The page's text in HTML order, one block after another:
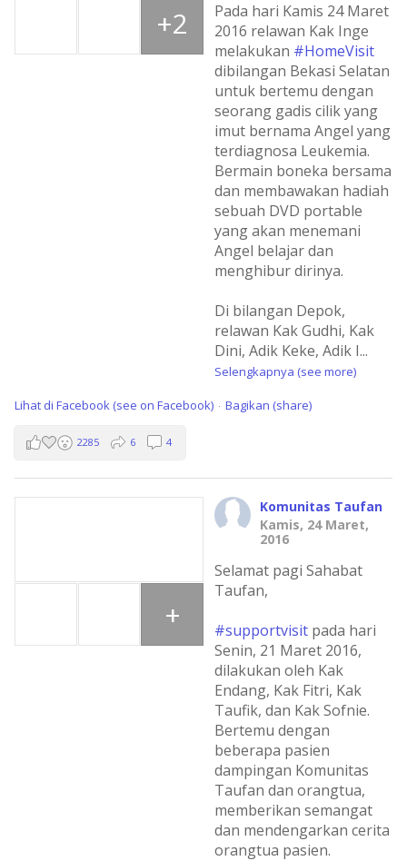
Pada hari Kamis 24 Maret
2016 relawan Kak Inge
melakukan #HomeVisit
dibilangan Bekasi Selatan
untuk bertemu dengan
seorang gadis cilik yang
imut bernama Angel yang
terdiagnosa Leukemia.
Bermain boneka bersama
dan membawakan hadiah
sebuah DVD portable
yang akan menemani
Angel belajar dan
menghibur dirinya.
Di bilangan Depok,
relawan Kak Gudhi, Kak
Dini, Adik Keke, Adik I...
Selengkapnya (see more)
+2
Lihat di Facebook (see on Facebook) · Bagikan (share)
2285 6 4
Komunitas Taufan
Kamis, 24 Maret,
2016
Selamat pagi Sahabat
Taufan,
#supportvisit pada hari
Senin, 21 Maret 2016,
dilakukan oleh Kak
Endang, Kak Fitri, Kak
Taufik, dan Kak Sofnie.
Bertemu dengan
beberapa pasien
dampingan Komunitas
Taufan dan orangtua,
memberikan semangat
dan mendengarkan cerita
orangtua pasien.
+